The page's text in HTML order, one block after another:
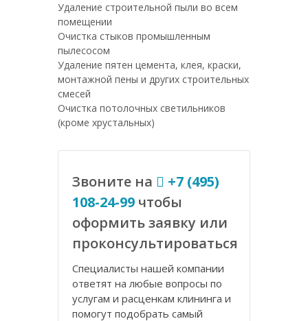
Удаление строительной пыли во всем
помещении
Очистка стыков промышленным
пылесосом
Удаление пятен цемента, клея, краски,
монтажной пены и других строительных
смесей
Очистка потолочных светильников
(кроме хрустальных)
Звоните на
+7 (495)
108-24-99 чтобы
оформить заявку или
проконсультироваться
Специалисты нашей компании
ответят на любые вопросы по
услугам и расценкам клининга и
помогут подобрать самый